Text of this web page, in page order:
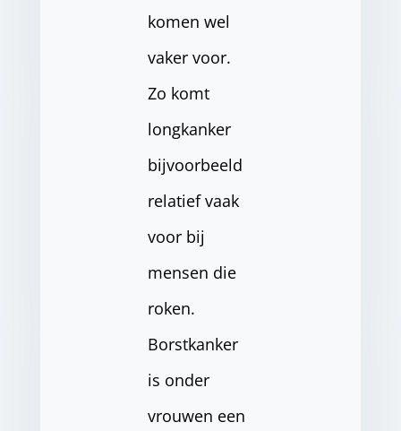
komen wel
vaker voor.
Zo komt
longkanker
bijvoorbeeld
relatief vaak
voor bij
mensen die
roken.
Borstkanker
is onder
vrouwen een